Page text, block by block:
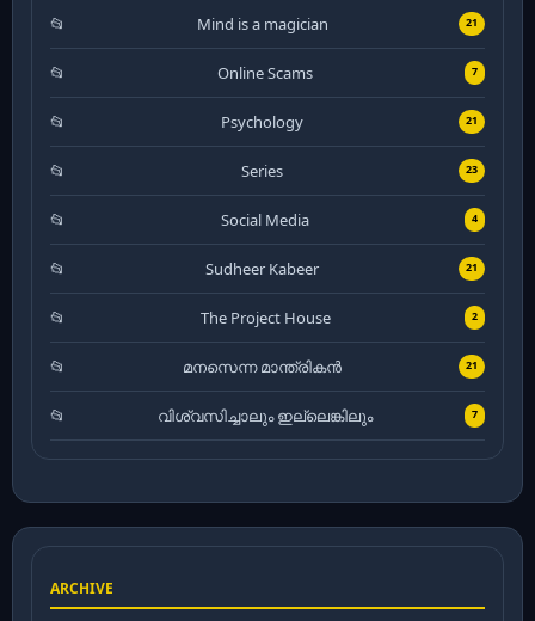
Mind is a magician 21
Online Scams 7
Psychology 21
Series 23
Social Media 4
Sudheer Kabeer 21
The Project House 2
മനസെന്ന മാന്ത്രികൻ 21
വിശ്വസിച്ചാലും ഇല്ലെങ്കിലും 7
ARCHIVE